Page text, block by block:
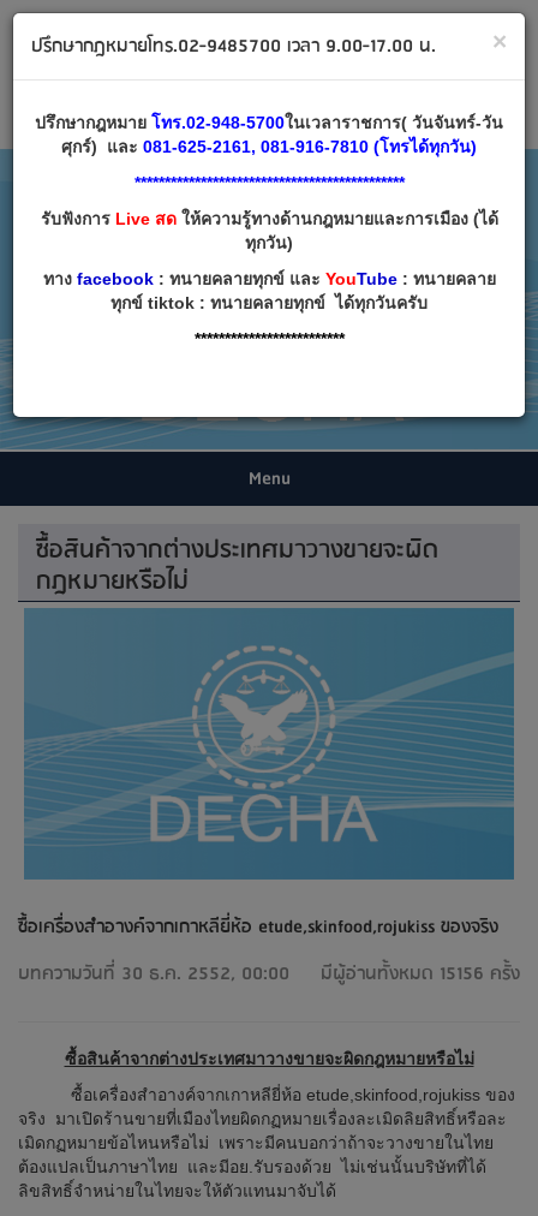
Email:decha007@decha.com
เข้าสู่ระบบ สมัครสมาชิก
Menu
ซื้อสินค้าจากต่างประเทศมาวางขายจะผิด
กฎหมายหรือไม่
ซื้อเครื่องสำอางค์จากเกาหลียี่ห้อ etude,skinfood,rojukiss ของจริง
บทความวันที่ 30 ธ.ค. 2552, 00:00
มีผู้อ่านทั้งหมด 15156 ครั้ง
ซื้อสินค้าจากต่างประเทศมาวางขายจะผิดกฎหมายหรือไม่
ซื้อเครื่องสำอางค์จากเกาหลียี่ห้อ etude,skinfood,rojukiss ของ
จริง มาเปิดร้านขายที่เมืองไทยผิดกฏหมายเรื่องละเมิดลิยสิทธิ์หรือละ
เมิดกฏหมายข้อไหนหรือไม่ เพราะมีคนบอกว่าถ้าจะวางขายในไทย
ต้องแปลเป็นภาษาไทย และมีอย.รับรองด้วย ไม่เช่นนั้นบริษัทที่ได้
ลิขสิทธิ์จำหน่ายในไทยจะให้ตัวแทนมาจับได้
×
ปรึกษากฎหมายโทร.02-9485700 เวลา 9.00-17.00 น.
ปรึกษากฎหมาย โทร.02-948-5700ในเวลาราชการ( วันจันทร์-วัน
ศุกร์) และ 081-625-2161, 081-916-7810 (โทรได้ทุกวัน)
*********************************************
รับฟังการLive สดให้ความรู้ทางด้านกฎหมายและการเมือง (ได้
ทุกวัน)
ทาง facebook: ทนายคลายทุกข์ และ YouTube: ทนายคลาย
ทุกข์ tiktok : ทนายคลายทุกข์ ได้ทุกวันครับ
*************************